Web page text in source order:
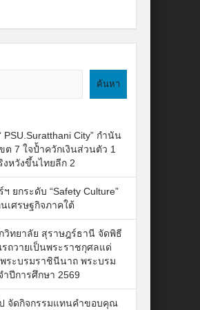
ค้นหา
City” กำนัน
7 ใจป้ำควักเงินส่วนตัว 1
หวังขึ้นไทยลีก 2
ยกระดับ “Safety Culture”
เศรษฐกิจภาคใต้
วิทยาลัย สุราษฎร์ธานี จัดพิธี
ถวายเป็นพระราชกุศลแด่
ระบรมราชินีนาถ พระบรม
ปีการศึกษา 2569
จัดกิจกรรมแทนคำขอบคุณ